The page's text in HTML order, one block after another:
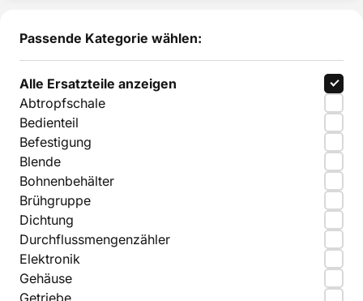
Passende Kategorie wählen:
Alle Ersatzteile anzeigen
Abtropfschale
Bedienteil
Befestigung
Blende
Bohnenbehälter
Brühgruppe
Dichtung
Durchflussmengenzähler
Elektronik
Gehäuse
Getriebe